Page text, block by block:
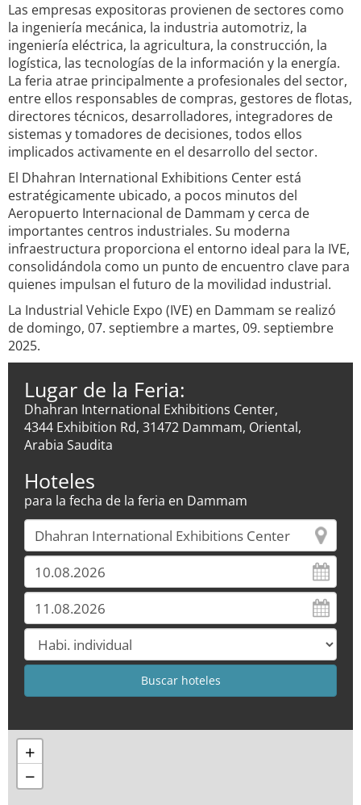
Las empresas expositoras provienen de sectores como
la ingeniería mecánica, la industria automotriz, la
ingeniería eléctrica, la agricultura, la construcción, la
logística, las tecnologías de la información y la energía.
La feria atrae principalmente a profesionales del sector,
entre ellos responsables de compras, gestores de flotas,
directores técnicos, desarrolladores, integradores de
sistemas y tomadores de decisiones, todos ellos
implicados activamente en el desarrollo del sector.
El Dhahran International Exhibitions Center está
estratégicamente ubicado, a pocos minutos del
Aeropuerto Internacional de Dammam y cerca de
importantes centros industriales. Su moderna
infraestructura proporciona el entorno ideal para la IVE,
consolidándola como un punto de encuentro clave para
quienes impulsan el futuro de la movilidad industrial.
La Industrial Vehicle Expo (IVE) en Dammam se realizó
de domingo, 07. septiembre a martes, 09. septiembre
2025.
Lugar de la Feria:
Dhahran International Exhibitions Center,
4344 Exhibition Rd, 31472 Dammam, Oriental,
Arabia Saudita
Hoteles
para la fecha de la feria en Dammam
+
−